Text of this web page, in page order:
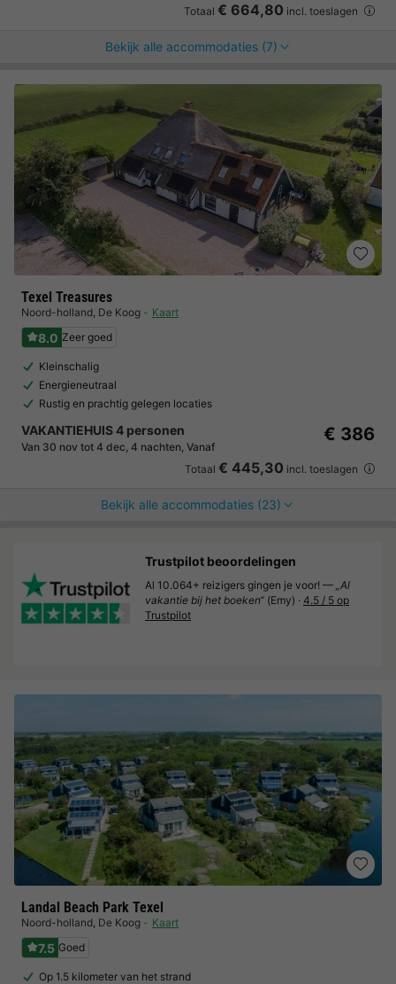
Totaal € 664,80 incl. toeslagen
Bekijk alle accommodaties (7)
Texel Treasures
Noord-holland, De Koog Kaart
8.0 Zeer goed
Kleinschalig
Energieneutraal
Rustig en prachtig gelegen locaties
VAKANTIEHUIS 4 personen
Van 30 nov tot 4 dec, 4 nachten, Vanaf
€ 386
Totaal € 445,30 incl. toeslagen
Bekijk alle accommodaties (23)
Landal Beach Park Texel
Noord-holland, De Koog Kaart
7.5 Goed
Op 1.5 kilometer van het strand
Trustpilot beoordelingen
Al 10.064+ reizigers gingen je voor! — „Al
vakantie bij het boeken“ (Emy) · 4.5 / 5 op
Trustpilot